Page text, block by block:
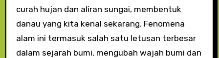
curah hujan dan aliran sungai, membentuk
danau yang kita kenal sekarang. Fenomena
alam ini termasuk salah satu letusan terbesar
dalam sejarah bumi, mengubah wajah bumi dan